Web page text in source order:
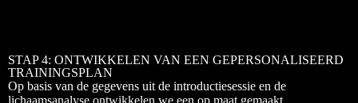
STAP 4: ONTWIKKELEN VAN EEN GEPERSONALISEERD
TRAININGSPLAN
Op basis van de gegevens uit de introductiesessie en de
lichaamsanalyse ontwikkelen we een op maat gemaakt